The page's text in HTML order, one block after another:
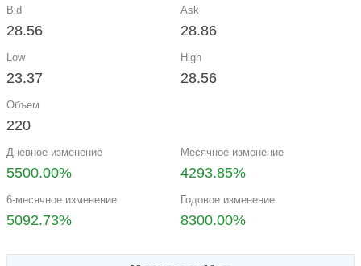
Bid
28.56
Ask
28.86
Low
23.37
High
28.56
Объем
220
Дневное изменение
5500.00%
Месячное изменение
4293.85%
6-месячное изменение
5092.73%
Годовое изменение
8300.00%